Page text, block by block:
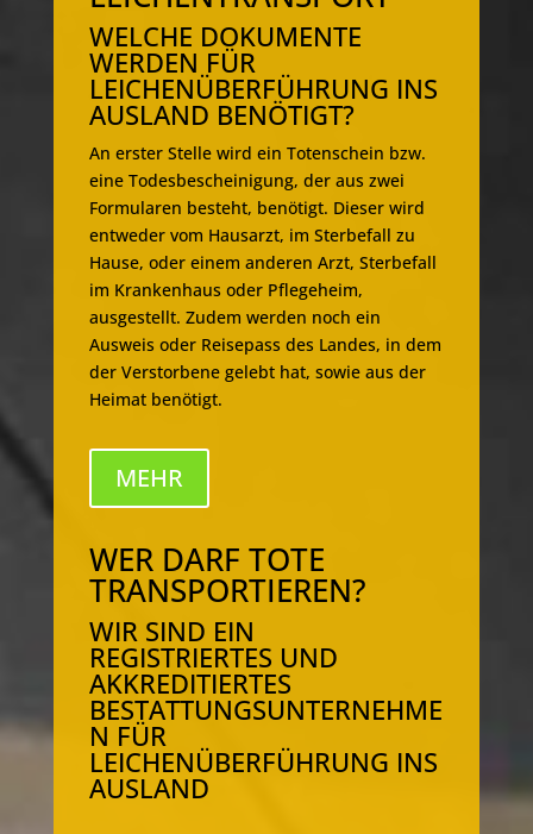
WELCHE DOKUMENTE
WERDEN FÜR
LEICHENÜBERFÜHRUNG INS
AUSLAND BENÖTIGT?
An erster Stelle wird ein Totenschein bzw.
eine Todesbescheinigung, der aus zwei
Formularen besteht, benötigt. Dieser wird
entweder vom Hausarzt, im Sterbefall zu
Hause, oder einem anderen Arzt, Sterbefall
im Krankenhaus oder Pflegeheim,
ausgestellt. Zudem werden noch ein
Ausweis oder Reisepass des Landes, in dem
der Verstorbene gelebt hat, sowie aus der
Heimat benötigt.
MEHR
WER DARF TOTE
TRANSPORTIEREN?
WIR SIND EIN
REGISTRIERTES UND
AKKREDITIERTES
BESTATTUNGSUNTERNEHME
N FÜR
LEICHENÜBERFÜHRUNG INS
AUSLAND